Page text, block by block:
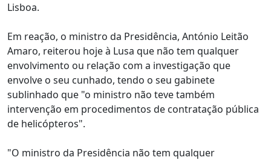
Lisboa.
Em reação, o ministro da Presidência, António Leitão
Amaro, reiterou hoje à Lusa que não tem qualquer
envolvimento ou relação com a investigação que
envolve o seu cunhado, tendo o seu gabinete
sublinhado que "o ministro não teve também
intervenção em procedimentos de contratação pública
de helicópteros".
"O ministro da Presidência não tem qualquer